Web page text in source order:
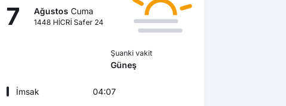
7 Ağustos Cuma
1448 HİCRİ Safer 24
Şuanki vakit
Güneş
İmsak 04:07